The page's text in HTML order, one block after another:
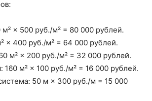
м² × 500 руб./м² = 80 000 рублей.
× 400 руб./м² = 64 000 рублей.
м² × 200 руб./м² = 32 000 рублей.
160 м² × 100 руб./м² = 16 000 рублей.
50 м × 300 руб./м = 15 000